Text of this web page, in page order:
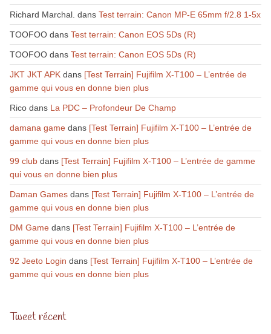
Richard Marchal. dans Test terrain: Canon MP-E 65mm f/2.8 1-5x
TOOFOOdans Test terrain: Canon EOS 5Ds (R)
TOOFOOdans Test terrain: Canon EOS 5Ds (R)
JKT JKT APKdans [Test Terrain] Fujifilm X-T100 – L’entrée de
gamme qui vous en donne bien plus
Ricodans La PDC – Profondeur De Champ
damana gamedans [Test Terrain] Fujifilm X-T100 – L’entrée de
gamme qui vous en donne bien plus
99 clubdans [Test Terrain] Fujifilm X-T100 – L’entrée de gamme
qui vous en donne bien plus
Daman Gamesdans [Test Terrain] Fujifilm X-T100 – L’entrée de
gamme qui vous en donne bien plus
DM Gamedans [Test Terrain] Fujifilm X-T100 – L’entrée de
gamme qui vous en donne bien plus
92 Jeeto Login dans [Test Terrain] Fujifilm X-T100 – L’entrée de
gamme qui vous en donne bien plus
Tweet récent